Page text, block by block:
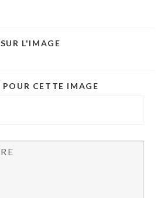
SUR L'IMAGE
POUR CETTE IMAGE